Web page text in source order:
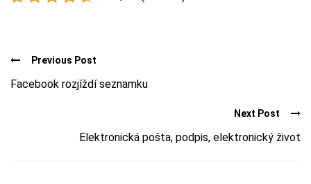
Previous Post
Facebook rozjíždí seznamku
Next Post
Elektronická pošta, podpis, elektronický život